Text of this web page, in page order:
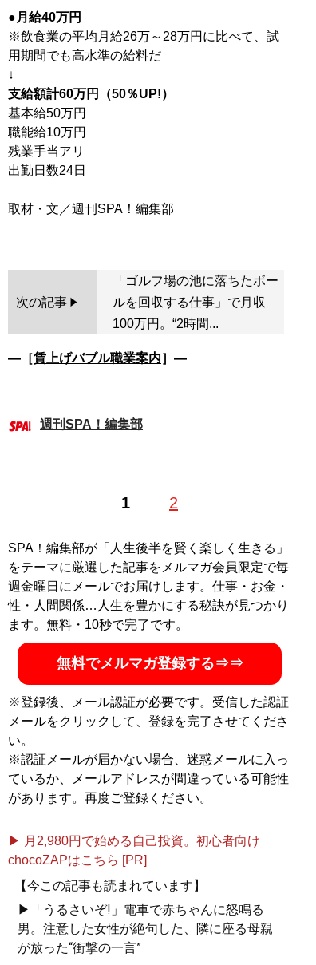
●月給40万円
※飲食業の平均月給26万～28万円に比べて、試
用期間でも高水準の給料だ
支給額計60万円（50％UP!）
基本給50万円
職能給10万円
残業手当アリ
出勤日数24日
取材・文／週刊SPA！編集部
次の記事
「ゴルフ場の池に落ちたボー
ルを回収する仕事」で月収
100万円。“2時間...
―［賃上げバブル職業案内］―
週刊SPA！編集部
1 2
SPA！編集部が「人生後半を賢く楽しく生きる」
をテーマに厳選した記事をメルマガ会員限定で毎
週金曜日にメールでお届けします。仕事・お金・
性・人間関係…人生を豊かにする秘訣が見つかり
ます。無料・10秒で完了です。
無料でメルマガ登録する⇒⇒
※登録後、メール認証が必要です。受信した認証
メールをクリックして、登録を完了させてくださ
い。
※認証メールが届かない場合、迷惑メールに入っ
ているか、メールアドレスが間違っている可能性
があります。再度ご登録ください。
▶ 月2,980円で始める自己投資。初心者向け
chocoZAPはこちら [PR]
【今この記事も読まれています】
▶「うるさいぞ!」電車で赤ちゃんに怒鳴る
男。注意した女性が絶句した、隣に座る母親
が放った“衝撃の一言”